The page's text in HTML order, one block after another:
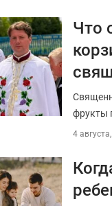
Что
фрукты
4